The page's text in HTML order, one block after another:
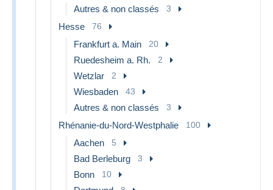
Autres & non classés 3
Hesse 76
Frankfurt a. Main 20
Ruedesheim a. Rh. 2
Wetzlar 2
Wiesbaden 43
Autres & non classés 3
Rhénanie-du-Nord-Westphalie 100
Aachen 5
Bad Berleburg 3
Bonn 10